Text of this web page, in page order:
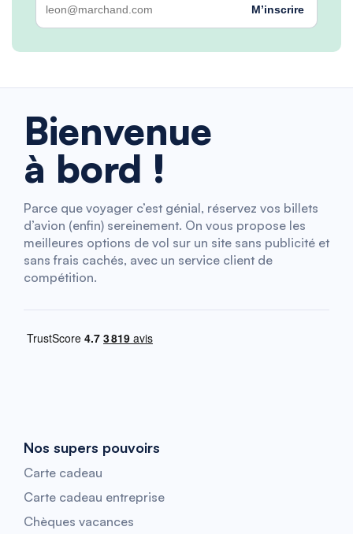
M’inscrire
Bienvenue
à bord !
Parce que voyager c’est génial, réservez vos billets
d’avion (enfin) sereinement. On vous propose les
meilleures options de vol sur un site sans publicité et
sans frais cachés, avec un service client de
compétition.
Nos supers pouvoirs
Carte cadeau
Carte cadeau entreprise
Chèques vacances